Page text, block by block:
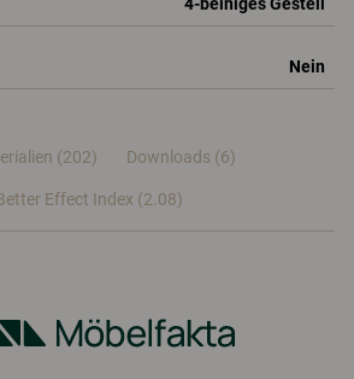
Nein
(202) Downloads (6)
Effect Index (2.08)